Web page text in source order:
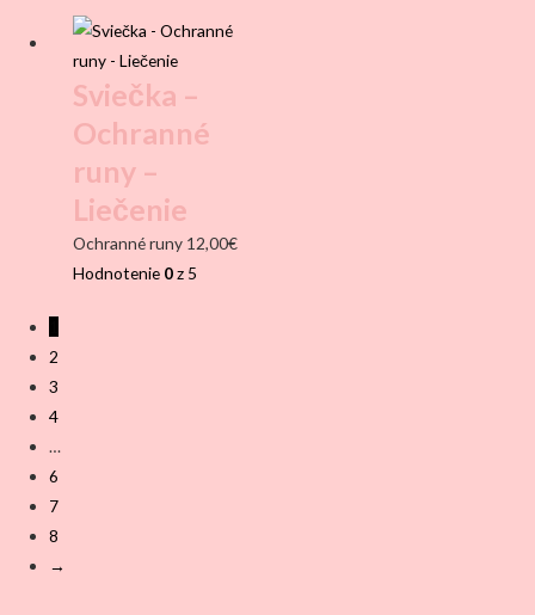
Sviečka –
Ochranné
runy –
Liečenie
Ochranné runy 12,00€
Hodnotenie 0z 5
2
3
4
…
6
7
8
→